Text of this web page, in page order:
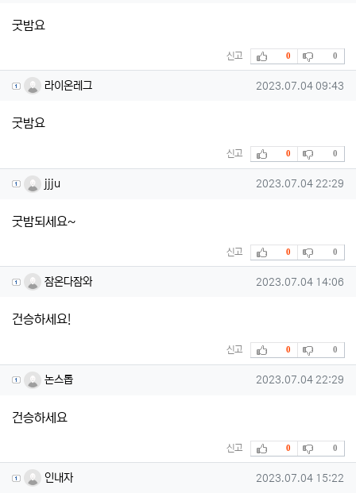
굿밤요
신고 추천
0 비추천
0
라이온레그님의 댓글
라이온레그 작성일
2023.07.04 09:43
굿밤요
신고 추천
0 비추천
0
jjju님의 댓글
jjju 작성일
2023.07.04 22:29
굿밤되세요~
신고 추천
0 비추천
0
잠온다잠와님의 댓글
잠온다잠와 작성일
2023.07.04 14:06
건승하세요!
신고 추천
0 비추천
0
논스톱님의 댓글
논스톱 작성일
2023.07.04 22:29
건승하세요
신고 추천
0 비추천
0
인내자님의 댓글
인내자 작성일
2023.07.04 15:22